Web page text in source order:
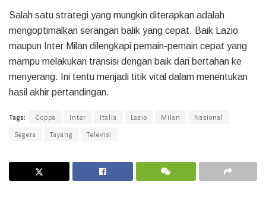
Salah satu strategi yang mungkin diterapkan adalah
mengoptimalkan serangan balik yang cepat. Baik Lazio
maupun Inter Milan dilengkapi pemain-pemain cepat yang
mampu melakukan transisi dengan baik dari bertahan ke
menyerang. Ini tentu menjadi titik vital dalam menentukan
hasil akhir pertandingan.
Tags: Coppa Inter Italia Lazio Milan
Nasional
Segera
Tayang Televisi